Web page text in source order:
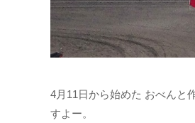
4月11日から始めた おべんと
すよー。